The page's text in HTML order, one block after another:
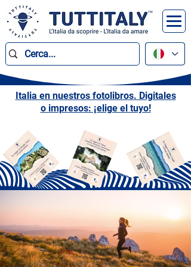
Italia en nuestros fotolibros. Digitales
o impresos: ¡elige el tuyo!